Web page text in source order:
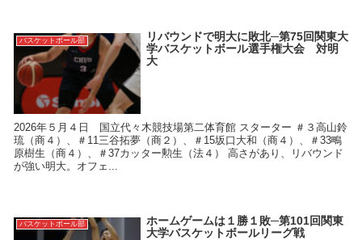
バスケットボール部
リバウンドで明大に敗北─第75回関東大
学バスケットボール選手権大会 対明
大
2026年５月４日 国立代々木競技場第二体育館 スターター ＃３高山鈴
琉（商４）、＃11三谷拓夢（商２）、＃15坂口大和（商４）、＃33鴫
原樹生（商４）、＃37カッター勲生（法４） 高さがあり、リバウンド
が強い明大。オフェ...
バスケットボール部
ホームゲームは１勝１敗─第101回関東
大学バスケットボールリーグ戦